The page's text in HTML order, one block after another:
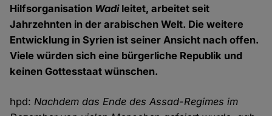
Hilfsorganisation Wadileitet, arbeitet seit
Jahrzehnten in der arabischen Welt. Die weitere
Entwicklung in Syrien ist seiner Ansicht nach offen.
Viele würden sich eine bürgerliche Republik und
keinen Gottesstaat wünschen.
hpd:Nachdem das Ende des Assad-Regimes im